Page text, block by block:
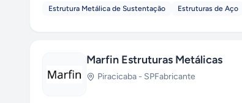
Estrutura Metálica de Sustentação Estruturas de Aço
Marfin Estruturas Metálicas
Piracicaba - SPFabricante